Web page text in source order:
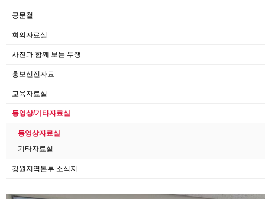
공문철
회의자료실
사진과 함께 보는 투쟁
홍보선전자료
교육자료실
동영상/기타자료실
동영상자료실
기타자료실
강원지역본부 소식지